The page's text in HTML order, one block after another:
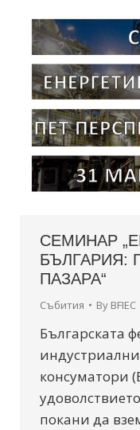
СЕМИНАР
БЪЛГАРИЯ:
ПАЗАРА“
Събития By BFIEC
Българската
консуматори
покани да